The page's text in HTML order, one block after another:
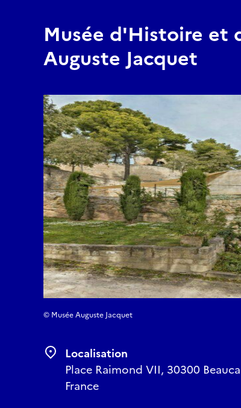
Musée d'Histoire et
Auguste Jacquet
© Musée Auguste Jacquet
Localisation
Place Raimond VII, 30300
France